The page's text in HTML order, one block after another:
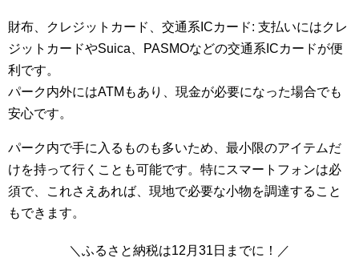
財布、クレジットカード、交通系ICカード: 支払いにはクレ
ジットカードやSuica、PASMOなどの交通系ICカードが便
利です。
パーク内外にはATMもあり、現金が必要になった場合でも
安心です。
パーク内で手に入るものも多いため、最小限のアイテムだ
けを持って行くことも可能です。特にスマートフォンは必
須で、これさえあれば、現地で必要な小物を調達すること
もできます。
＼ふるさと納税は12月31日までに！／